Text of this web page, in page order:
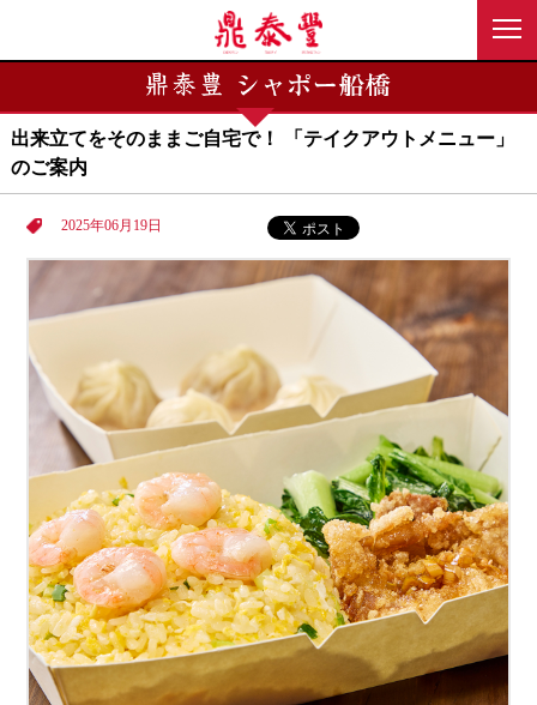
出来立てをそのままご自宅で！ 「テイクアウトメニュー」
のご案内
2025年06月19日